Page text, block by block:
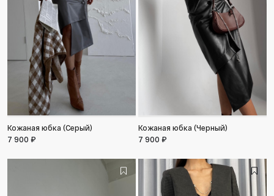
Кожаная юбка (Серый)
7 900 ₽
Кожаная юбка (Черный)
7 900 ₽